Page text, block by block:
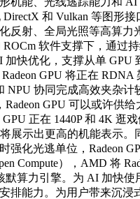
和 Vulkan 等图形
反射、全局光照等高算力
软件支撑下，通过
快优化，支撑从单 GPU
GPU 将正在 RDNA
NPU 协同完成高效夹杂计
GPU 可以或许供
GPU 正在 1440P 和 4K 逛
展示出更高的机能表示。
强化光逃单位，Radeon
Compute），AMD 将
默算力引擎。为 AI 加快使
排能力。为用户带来沉浸